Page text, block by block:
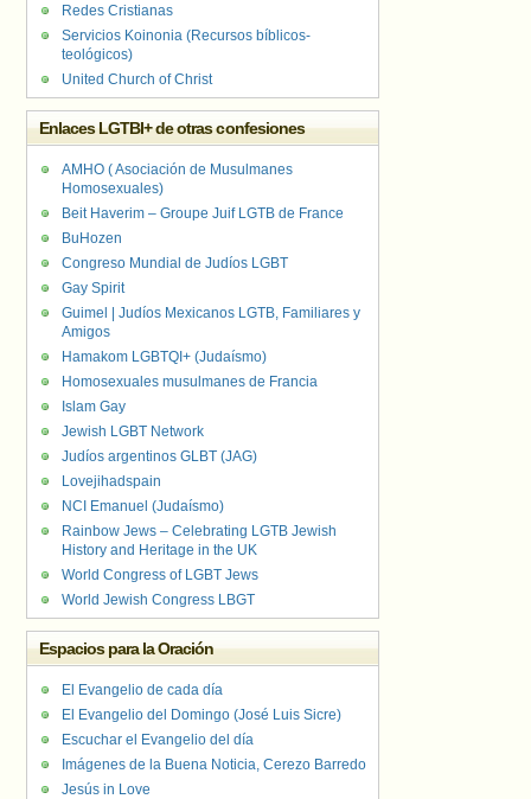
Redes Cristianas
Servicios Koinonia (Recursos bíblicos-
teológicos)
United Church of Christ
Enlaces LGTBI+ de otras confesiones
AMHO ( Asociación de Musulmanes
Homosexuales)
Beit Haverim – Groupe Juif LGTB de France
BuHozen
Congreso Mundial de Judíos LGBT
Gay Spirit
Guimel | Judíos Mexicanos LGTB, Familiares y
Amigos
Hamakom LGBTQI+ (Judaísmo)
Homosexuales musulmanes de Francia
Islam Gay
Jewish LGBT Network
Judíos argentinos GLBT (JAG)
Lovejihadspain
NCI Emanuel (Judaísmo)
Rainbow Jews – Celebrating LGTB Jewish
History and Heritage in the UK
World Congress of LGBT Jews
World Jewish Congress LBGT
Espacios para la Oración
El Evangelio de cada día
El Evangelio del Domingo (José Luis Sicre)
Escuchar el Evangelio del día
Imágenes de la Buena Noticia, Cerezo Barredo
Jesús in Love